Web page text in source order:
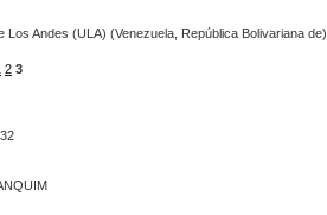
Los Andes (ULA) (Venezuela, República Bolivariana de)
2 3